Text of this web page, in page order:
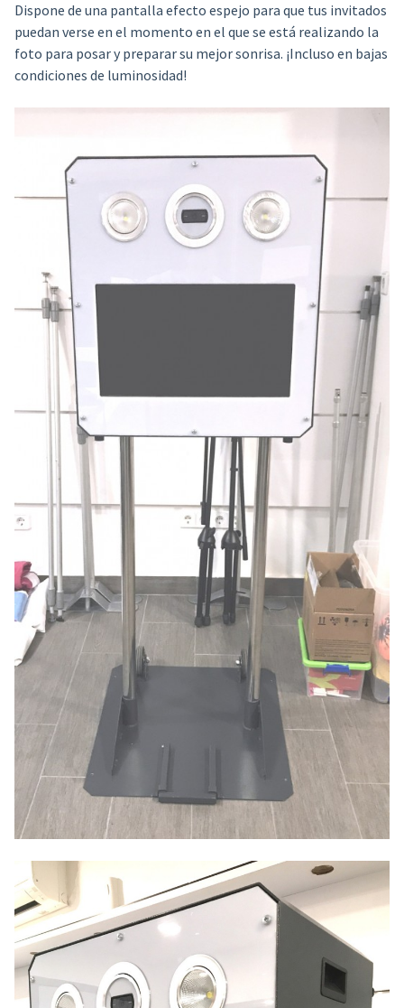
Dispone de una pantalla efecto espejo para que tus invitados
puedan verse en el momento en el que se está realizando la
foto para posar y preparar su mejor sonrisa. ¡Incluso en bajas
condiciones de luminosidad!